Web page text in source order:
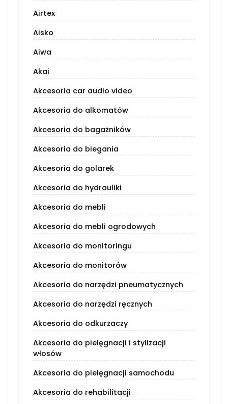
Airtex
Aisko
Aiwa
Akai
Akcesoria car audio video
Akcesoria do alkomatów
Akcesoria do bagażników
Akcesoria do biegania
Akcesoria do golarek
Akcesoria do hydrauliki
Akcesoria do mebli
Akcesoria do mebli ogrodowych
Akcesoria do monitoringu
Akcesoria do monitorów
Akcesoria do narzędzi pneumatycznych
Akcesoria do narzędzi ręcznych
Akcesoria do odkurzaczy
Akcesoria do pielęgnacji i stylizacji
włosów
Akcesoria do pielęgnacji samochodu
Akcesoria do rehabilitacji